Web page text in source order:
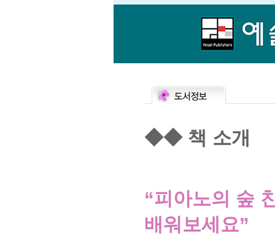
◆◆ 책 소개
“피아노의 숲
배워보세요”